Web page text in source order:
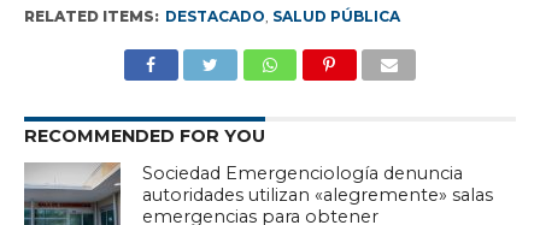
RELATED ITEMS: DESTACADO SALUD PÚBLICA
RECOMMENDED FOR YOU
Sociedad Emergenciología denuncia
autoridades utilizan «alegremente» salas
emergencias para obtener